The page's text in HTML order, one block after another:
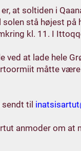
at soltiden i
solen stå højest
kl. 11. I
ved at lade hele
måtte
til
anmoder om at